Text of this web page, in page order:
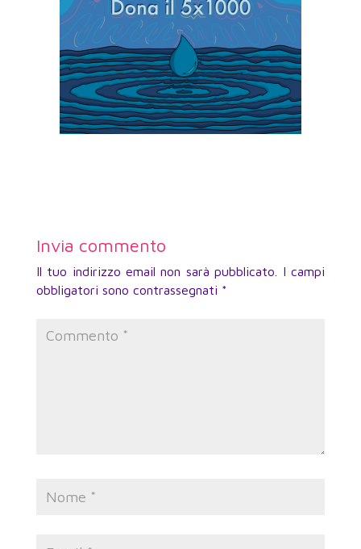
Invia commento
Il tuo indirizzo email non sarà pubblicato.
I campi
obbligatori sono contrassegnati *